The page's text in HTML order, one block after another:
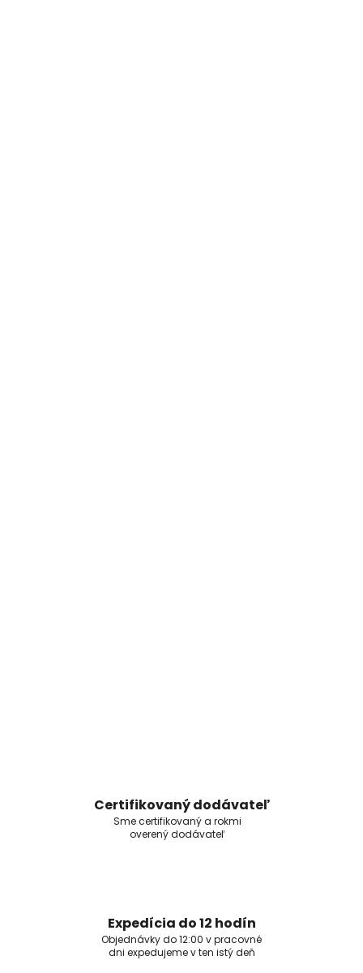
Certifikovaný dodávateľ
Sme certifikovaný a rokmi
overený dodávateľ
Expedícia do 12 hodín
Objednávky do 12:00 v pracovné
dni expedujeme v ten istý deň